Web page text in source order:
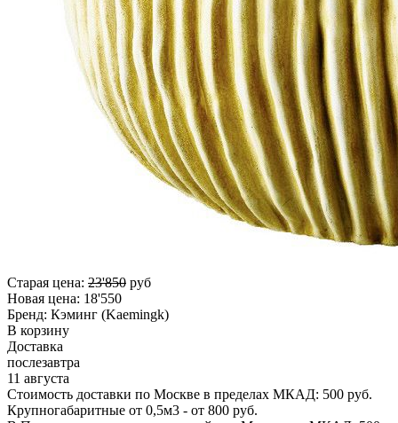
Старая цена: 23'850 руб
Новая цена: 18'550
Бренд: Кэминг (Kaemingk)
В корзину
Доставка
послезавтра
11 августа
Стоимость доставки по Москве в пределах МКАД: 500 руб.
Крупногабаритные от 0,5м3 - от 800 руб.